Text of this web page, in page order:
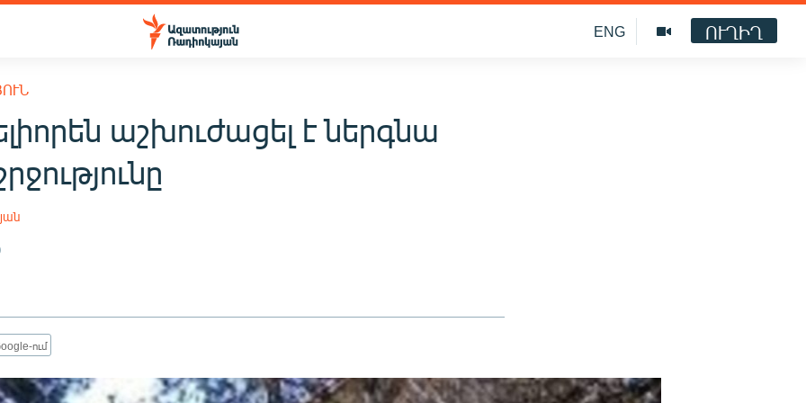
ENG ՈՒՂԻՂ
աշխուժացել է ներգնա
ում